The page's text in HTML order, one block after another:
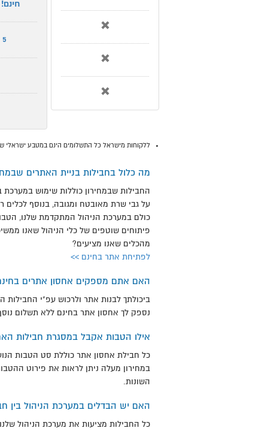
חינם!
5
ללקוחות מישראל כל התשלומים הינם במטבע ישראלי
מה כלול בחבילות בניית האתרים
החבילות שבמחירון כוללות שימוש
על גבי שרת מאובטח ומגובה, בנוסף
כולם במערכת הניהול המתקדמת שלנו,
פיתוחים שוטפים של כלי הניהול שאנו
מהכלים שאנו מציעים?
לפתיחת אתר בחינם >>
האם אתם מספקים אחסון אתרים
ביכולתך לבנות אתר ולרכוש עפ"י
נספק לך אחסון אתר בחינם ללא תשלום
אילו הטבות אקבל במסגרת חבילות
כל חבילת אחסון אתר כוללת סט הטבות
במחירון מעלה ניתן לראות את פירוט
השונות.
האם יש הבדלים במערכת הניהול בין
כל החבילות מציעות את מערכת הניהול